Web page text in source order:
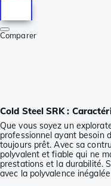
Comparer
Cold Steel SRK :
Que vous soyez un
professionnel ayant besoin
toujours prêt. Avec sa
polyvalent et fiable qui ne
prestations et la durabilité.
avec la polyvalence